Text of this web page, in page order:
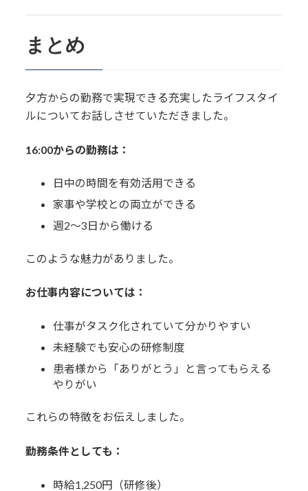
まとめ
夕方からの勤務で実現できる充実したライフスタイ
ルについてお話しさせていただきました。
16:00からの勤務は：
日中の時間を有効活用できる
家事や学校との両立ができる
週2〜3日から働ける
このような魅力がありました。
お仕事内容については：
仕事がタスク化されていて分かりやすい
未経験でも安心の研修制度
患者様から「ありがとう」と言ってもらえる
やりがい
これらの特徴をお伝えしました。
勤務条件としても：
時給1,250円（研修後）